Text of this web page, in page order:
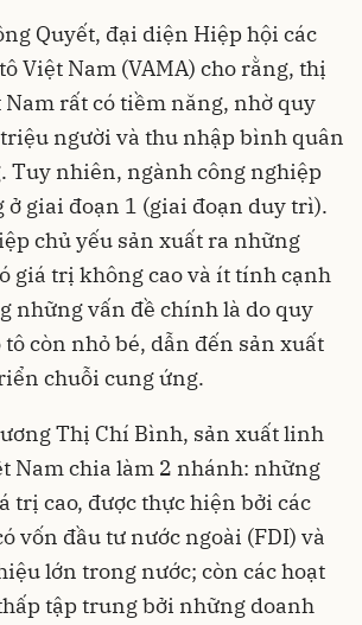
Quyết, đại diện Hiệp hội các
Việt Nam (VAMA) cho rằng, thị
rất có tiềm năng, nhờ quy
người và thu nhập bình quân
Tuy nhiên, ngành công nghiệp
ở giai đoạn 1 (giai đoạn duy trì).
chủ yếu sản xuất ra những
giá trị không cao và ít tính cạnh
những vấn đề chính là do quy
còn nhỏ bé, dẫn đến sản xuất
chuỗi cung ứng.
Thị Chí Bình, sản xuất linh
Nam chia làm 2 nhánh: những
trị cao, được thực hiện bởi các
vốn đầu tư nước ngoài (FDI) và
lớn trong nước; còn các hoạt
tập trung bởi những doanh